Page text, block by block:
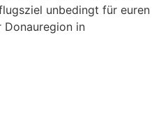
unbedingt für euren
Donauregion in